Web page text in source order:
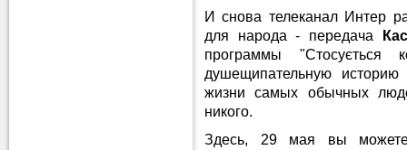
И снова телеканал Интер
для народа - передача
программы "Стосується
душещипательную
жизни самых обычных
никого.
Здесь, 29 мая вы